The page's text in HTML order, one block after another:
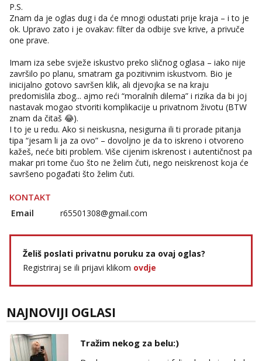
Čekam tvoj poziv!
Mira
Čekam tvoj poziv!
Tel: 064/677-677- Kod: #72
tel:0,93€ - mob:1,12€ min
P.S.
Znam da je oglas dug i da će mnogi odustati prije kraja – i to je
ok. Upravo zato i je ovakav: filter da odbije sve krive, a privuče
one prave.
Imam iza sebe svježe iskustvo preko sličnog oglasa – iako nije
završilo po planu, smatram ga pozitivnim iskustvom. Bio je
inicijalno gotovo savršen klik, ali djevojka se na kraju
predomislila zbog... ajmo reći “moralnih dilema” i rizika da bi joj
nastavak mogao stvoriti komplikacije u privatnom životu (BTW
znam da čitaš 😂).
I to je u redu. Ako si neiskusna, nesigurna ili ti prorade pitanja
tipa “jesam li ja za ovo” – dovoljno je da to iskreno i otvoreno
kažeš, neće biti problem. Više cijenim iskrenost i autentičnost pa
makar pri tome čuo što ne želim čuti, nego neiskrenost koja će
savršeno pogađati što želim čuti.
KONTAKT
Email r65501308@gmail.com
Želiš poslati privatnu poruku za ovaj oglas?
Registriraj se ili prijavi klikom ovdje
NAJNOVIJI OGLASI
Tražim nekog za belu:)